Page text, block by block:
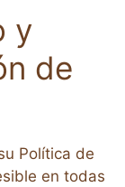
y
de
Política de
en todas